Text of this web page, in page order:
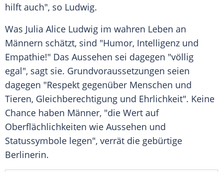
hilft auch", so Ludwig.
Was Julia Alice Ludwig im wahren Leben an
Männern schätzt, sind "Humor, Intelligenz und
Empathie!" Das Aussehen sei dagegen "völlig
egal", sagt sie. Grundvoraussetzungen seien
dagegen "Respekt gegenüber Menschen und
Tieren, Gleichberechtigung und Ehrlichkeit". Keine
Chance haben Männer, "die Wert auf
Oberflächlichkeiten wie Aussehen und
Statussymbole legen", verrät die gebürtige
Berlinerin.